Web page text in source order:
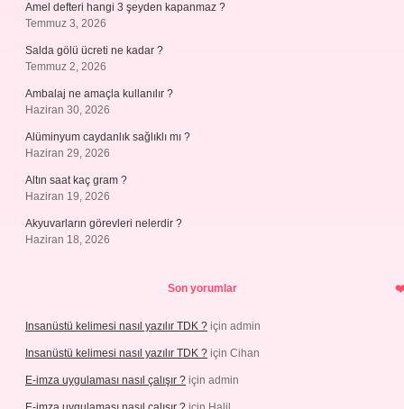
Amel defteri hangi 3 şeyden kapanmaz ?
Temmuz 3, 2026
Salda gölü ücreti ne kadar ?
Temmuz 2, 2026
Ambalaj ne amaçla kullanılır ?
Haziran 30, 2026
Alüminyum caydanlık sağlıklı mı ?
Haziran 29, 2026
Altın saat kaç gram ?
Haziran 19, 2026
Akyuvarların görevleri nelerdir ?
Haziran 18, 2026
Son yorumlar
Insanüstü kelimesi nasıl yazılır TDK ? için admin
Insanüstü kelimesi nasıl yazılır TDK ? için Cihan
E-imza uygulaması nasıl çalışır ? için admin